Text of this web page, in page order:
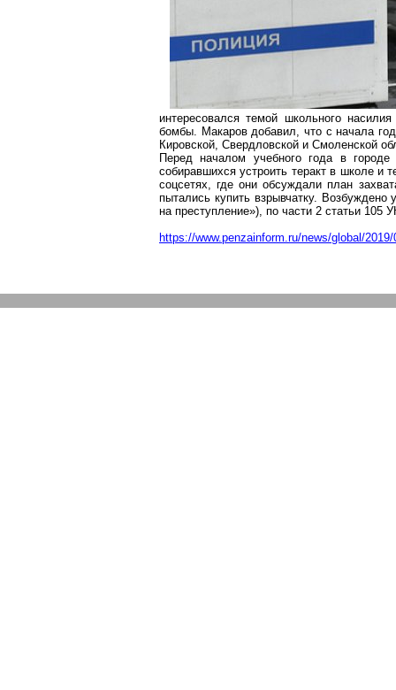
интересовался темой школьного
бомбы. Макаров добавил, что с начала
Кировской, Свердловской и Смоленской
Перед началом учебного года в
собиравшихся устроить теракт в школе и
соцсетях, где они обсуждали план
пытались купить взрывчатку.
на преступление»), по части 2 статьи
https://www.penzainform.ru/news/global/